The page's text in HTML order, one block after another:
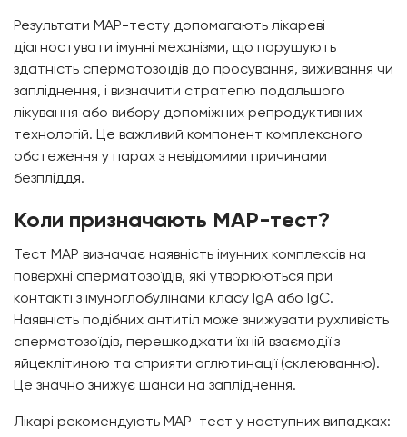
Результати МАР-тесту допомагають лікареві
діагностувати імунні механізми, що порушують
здатність сперматозоїдів до просування, виживання чи
запліднення, і визначити стратегію подальшого
лікування або вибору допоміжних репродуктивних
технологій. Це важливий компонент комплексного
обстеження у парах з невідомими причинами
безпліддя.
Коли призначають МАР-тест?
Тест МАР визначає наявність імунних комплексів на
поверхні сперматозоїдів, які утворюються при
контакті з імуноглобулінами класу IgA або IgC.
Наявність подібних антитіл може знижувати рухливість
сперматозоїдів, перешкоджати їхній взаємодії з
яйцеклітиною та сприяти аглютинації (склеюванню).
Це значно знижує шанси на запліднення.
Лікарі рекомендують МАР-тест у наступних випадках: